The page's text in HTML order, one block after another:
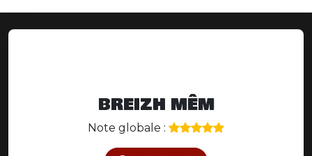
BREIZH MÊM
Note globale :